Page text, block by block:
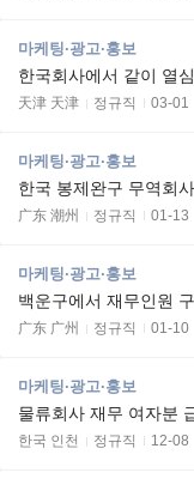
마케팅·광고·홍보
한국회사에서 같이 열
天津 天津 정규직 03-01
마케팅·광고·홍보
한국 봉제완구 무역회
广东 潮州 정규직 01-13
마케팅·광고·홍보
백운구에서 재무인원
广东 广州 정규직 01-10
마케팅·광고·홍보
물류회사 재무 여자분
한국 인천 정규직 12-08